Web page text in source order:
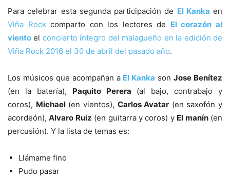
Para celebrar esta segunda participación de El Kanka en
Viña Rockcomparto con los lectores de El corazón al
viento el concierto íntegro del malagueño en la edición de
Viña Rock 2016 el 30 de abril del pasado año.
Los músicos que acompañan a El Kanka sonJose Benítez
(en la batería), Paquito Perera (al bajo, contrabajo y
coros), Michael(en vientos), Carlos Avatar (en saxofón y
acordeón),Alvaro Ruiz (en guitarra y coros) y El manín(en
percusión). Y la lista de temas es:
Llámame fino
Pudo pasar